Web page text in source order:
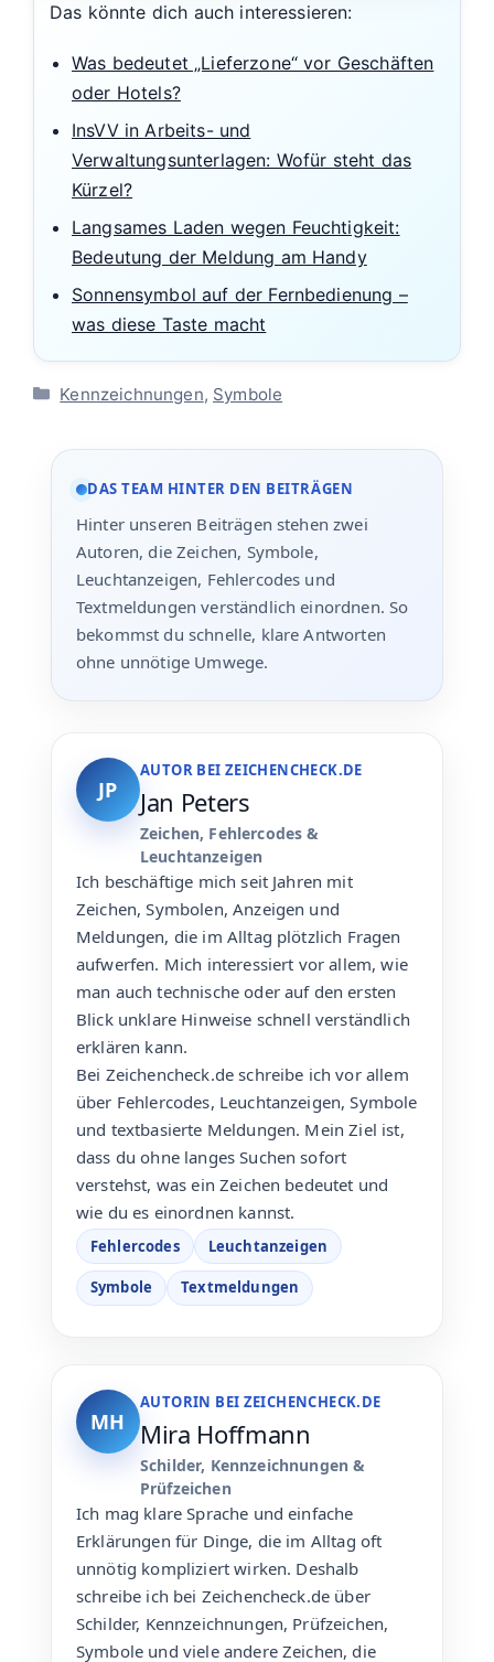
Das könnte dich auch interessieren:
Was bedeutet „Lieferzone“ vor Geschäften
oder Hotels?
InsVV in Arbeits- und
Verwaltungsunterlagen: Wofür steht das
Kürzel?
Langsames Laden wegen Feuchtigkeit:
Bedeutung der Meldung am Handy
Sonnensymbol auf der Fernbedienung –
was diese Taste macht
Kategorien
Kennzeichnungen, Symbole
DAS TEAM HINTER DEN BEITRÄGEN
Hinter unseren Beiträgen stehen zwei
Autoren, die Zeichen, Symbole,
Leuchtanzeigen, Fehlercodes und
Textmeldungen verständlich einordnen. So
bekommst du schnelle, klare Antworten
ohne unnötige Umwege.
JP
AUTOR BEI ZEICHENCHECK.DE
Jan Peters
Zeichen, Fehlercodes &
Leuchtanzeigen
Ich beschäftige mich seit Jahren mit
Zeichen, Symbolen, Anzeigen und
Meldungen, die im Alltag plötzlich Fragen
aufwerfen. Mich interessiert vor allem, wie
man auch technische oder auf den ersten
Blick unklare Hinweise schnell verständlich
erklären kann.
Bei Zeichencheck.de schreibe ich vor allem
über Fehlercodes, Leuchtanzeigen, Symbole
und textbasierte Meldungen. Mein Ziel ist,
dass du ohne langes Suchen sofort
verstehst, was ein Zeichen bedeutet und
wie du es einordnen kannst.
Fehlercodes Leuchtanzeigen
Symbole Textmeldungen
MH
AUTORIN BEI ZEICHENCHECK.DE
Mira Hoffmann
Schilder, Kennzeichnungen &
Prüfzeichen
Ich mag klare Sprache und einfache
Erklärungen für Dinge, die im Alltag oft
unnötig kompliziert wirken. Deshalb
schreibe ich bei Zeichencheck.de über
Schilder, Kennzeichnungen, Prüfzeichen,
Symbole und viele andere Zeichen, die